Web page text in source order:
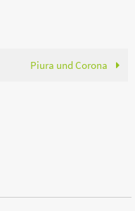
Piura und Corona